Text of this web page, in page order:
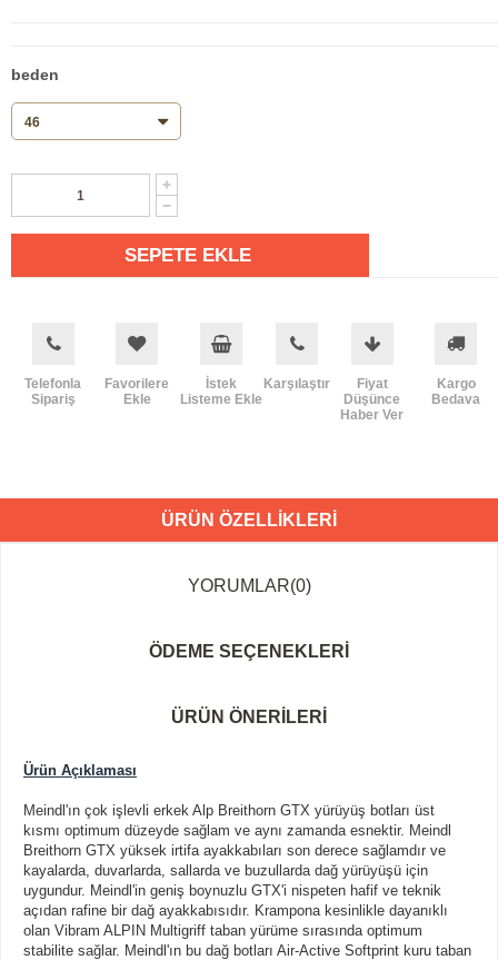
beden
Telefonla
Sipariş
Favorilere
Ekle
İstek
Listeme Ekle
Karşılaştır
Fiyat
Düşünce
Haber Ver
Kargo
Bedava
ÜRÜN ÖZELLIKLERI
YORUMLAR(0)
ÖDEME SEÇENEKLERI
ÜRÜN ÖNERILERI
Ürün Açıklaması
Meindl'ın çok işlevli erkek Alp Breithorn GTX yürüyüş botları üst
kısmı optimum düzeyde sağlam ve aynı zamanda esnektir. Meindl
Breithorn GTX yüksek irtifa ayakkabıları son derece sağlamdır ve
kayalarda, duvarlarda, sallarda ve buzullarda dağ yürüyüşü için
uygundur. Meindl'in geniş boynuzlu GTX'i nispeten hafif ve teknik
açıdan rafine bir dağ ayakkabısıdır. Krampona kesinlikle dayanıklı
olan Vibram ALPIN Multigriff taban yürüme sırasında optimum
stabilite sağlar. Meindl'ın bu dağ botları Air-Active Softprint kuru taban